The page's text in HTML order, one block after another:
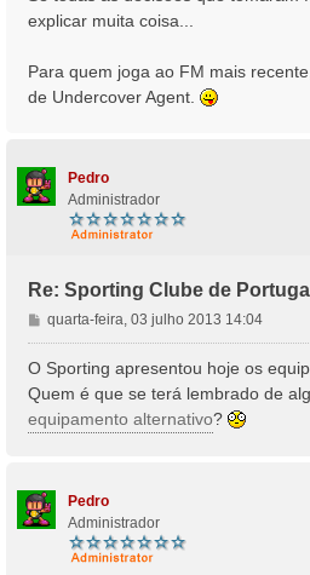
explicar muita coisa...
Para quem joga ao FM mais
de Undercover Agent.
Pedro
Administrador
Re: Sporting Clube de
M
e
n
a
g
quarta-feira, 03 julho 2013 14:04
O Sporting apresentou hoje os
Quem é que se terá lembrado de
equipamento alternativo?
Pedro
Administrador